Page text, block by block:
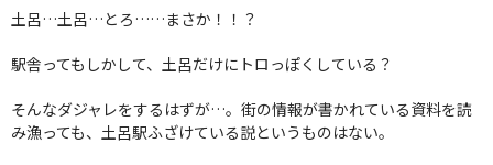
土呂…土呂…とろ……まさか！！？
駅舎ってもしかして、土呂だけにトロっぽくしている？
そんなダジャレをするはずが…。街の情報が書かれている資料を読
み漁っても、土呂駅ふざけている説というものはない。